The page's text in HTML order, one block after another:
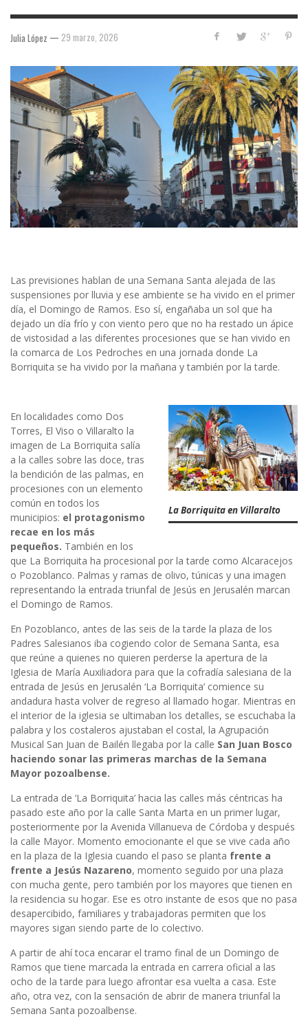
Julia López — 29 marzo, 2026
Las previsiones hablan de una Semana Santa alejada de las
suspensiones por lluvia y ese ambiente se ha vivido en el primer
día, el Domingo de Ramos. Eso sí, engañaba un sol que ha
dejado un día frío y con viento pero que no ha restado un ápice
de vistosidad a las diferentes procesiones que se han vivido en
la comarca de Los Pedroches en una jornada donde La
Borriquita se ha vivido por la mañana y también por la tarde.
La Borriquita en Villaralto
En localidades como Dos
Torres, El Viso o Villaralto la
imagen de La Borriquita salía
a la calles sobre las doce, tras
la bendición de las palmas, en
procesiones con un elemento
común en todos los
municipios: el protagonismo
recae en los más
pequeños. También en los
que La Borriquita ha procesional por la tarde como Alcaracejos
o Pozoblanco. Palmas y ramas de olivo, túnicas y una imagen
representando la entrada triunfal de Jesús en Jerusalén marcan
el Domingo de Ramos.
En Pozoblanco, antes de las seis de la tarde la plaza de los
Padres Salesianos iba cogiendo color de Semana Santa, esa
que reúne a quienes no quieren perderse la apertura de la
Iglesia de María Auxiliadora para que la cofradía salesiana de la
entrada de Jesús en Jerusalén ‘La Borriquita’ comience su
andadura hasta volver de regreso al llamado hogar. Mientras en
el interior de la iglesia se ultimaban los detalles, se escuchaba la
palabra y los costaleros ajustaban el costal, la Agrupación
Musical San Juan de Bailén llegaba por la calle San Juan Bosco
haciendo sonar las primeras marchas de la Semana
Mayor pozoalbense.
La entrada de ‘La Borriquita’ hacia las calles más céntricas ha
pasado este año por la calle Santa Marta en un primer lugar,
posteriormente por la Avenida Villanueva de Córdoba y después
la calle Mayor. Momento emocionante el que se vive cada año
en la plaza de la Iglesia cuando el paso se planta frente a
frente a Jesús Nazareno, momento seguido por una plaza
con mucha gente, pero también por los mayores que tienen en
la residencia su hogar. Ese es otro instante de esos que no pasa
desapercibido, familiares y trabajadoras permiten que los
mayores sigan siendo parte de lo colectivo.
A partir de ahí toca encarar el tramo final de un Domingo de
Ramos que tiene marcada la entrada en carrera oficial a las
ocho de la tarde para luego afrontar esa vuelta a casa. Este
año, otra vez, con la sensación de abrir de manera triunfal la
Semana Santa pozoalbense.